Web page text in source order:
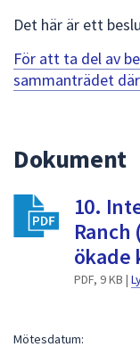
Det här är ett
För att ta del av
sammanträdet
Dokument
10.
ökade
PDF, 9 KB |
Mötesdatum: